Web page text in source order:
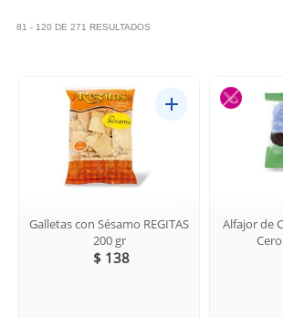
81 - 120 DE 271 RESULTADOS
Galletas con Sésamo REGITAS
200 gr
$ 138
Alfajor de